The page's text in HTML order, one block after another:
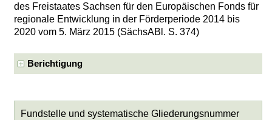
des Freistaates Sachsen für den Europäischen Fonds für
regionale Entwicklung in der Förderperiode 2014 bis
2020 vom 5. März 2015 (SächsABl. S. 374)
Berichtigung
Fundstelle und systematische Gliederungsnummer